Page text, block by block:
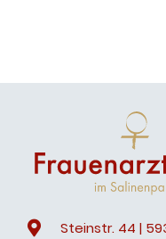
Steinstr. 44 |